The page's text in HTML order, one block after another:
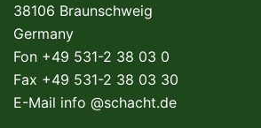
38106 Braunschweig
Germany
Fon +49 531-2 38 03 0
Fax +49 531-2 38 03 30
E-Mail info @schacht.de